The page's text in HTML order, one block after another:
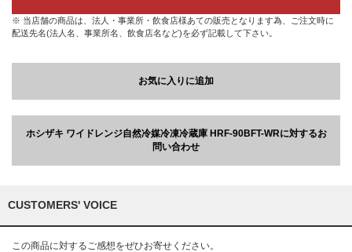
※ 当店舗の商品は、法人・事業所・飲食店様あての販売となります為、ご注文時に
配送先名(法人名、事業所名、飲食店名など)を必ず記載して下さい。
お気に入りに追加
ホシザキ ワイドレンジ自然冷媒冷凍冷蔵庫 HRF-90BFT-WRに対するお
問い合わせ
CUSTOMERS' VOICE
この商品に対するご感想をぜひお寄せください。